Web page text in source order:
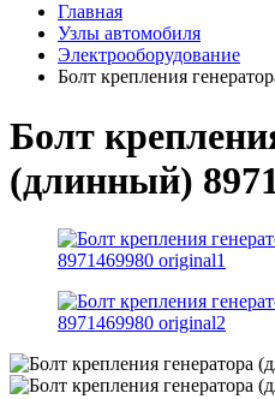
Главная
Узлы автомобиля
Электрооборудование
Болт крепления
Болт
(длинный)